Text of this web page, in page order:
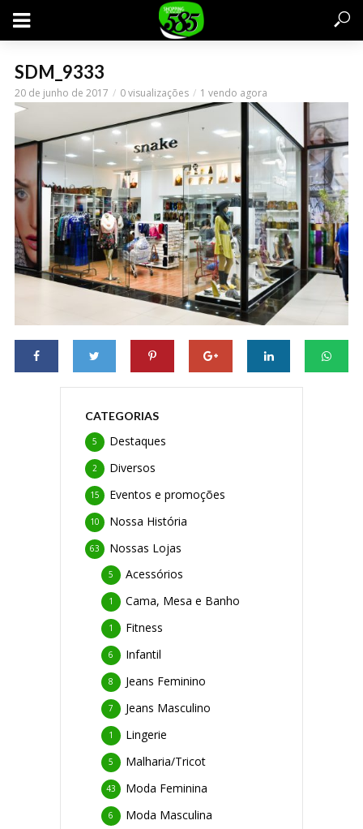
SDM_9333
20 de junho de 2017 0 visualizações 1 vendo agora
CATEGORIAS
Destaques
5
Diversos
2
Eventos e promoções
15
Nossa História
10
Nossas Lojas
63
Acessórios
5
Cama, Mesa e Banho
1
Fitness
1
Infantil
6
Jeans Feminino
8
Jeans Masculino
7
Lingerie
1
Malharia/Tricot
5
Moda Feminina
43
Moda Masculina
6